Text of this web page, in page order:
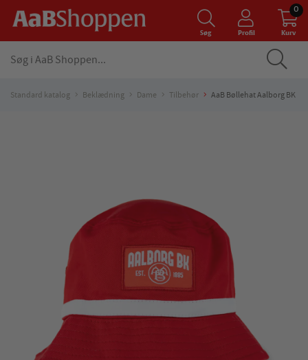
Søg Profil Kurv
0
Standard katalog Beklædning Dame Tilbehør AaB Bøllehat Aalborg BK